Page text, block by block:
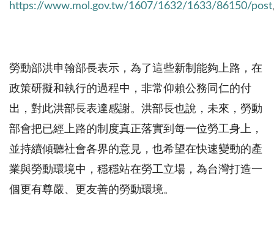
https://www.mol.gov.tw/1607/1632/1633/86150/post
勞動部洪申翰部長表示，為了這些新制能夠上路，在
政策研擬和執行的過程中，非常仰賴公務同仁的付
出，對此洪部長表達感謝。洪部長也說，未來，勞動
部會把已經上路的制度真正落實到每一位勞工身上，
並持續傾聽社會各界的意見，也希望在快速變動的產
業與勞動環境中，穩穩站在勞工立場，為台灣打造一
個更有尊嚴、更友善的勞動環境。